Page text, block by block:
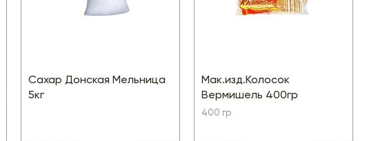
Сахар Донская Мельница
5кг
Мак.изд.Колосок
Вермишель 400гр
400 гр